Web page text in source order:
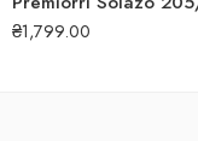
₴1,799.00